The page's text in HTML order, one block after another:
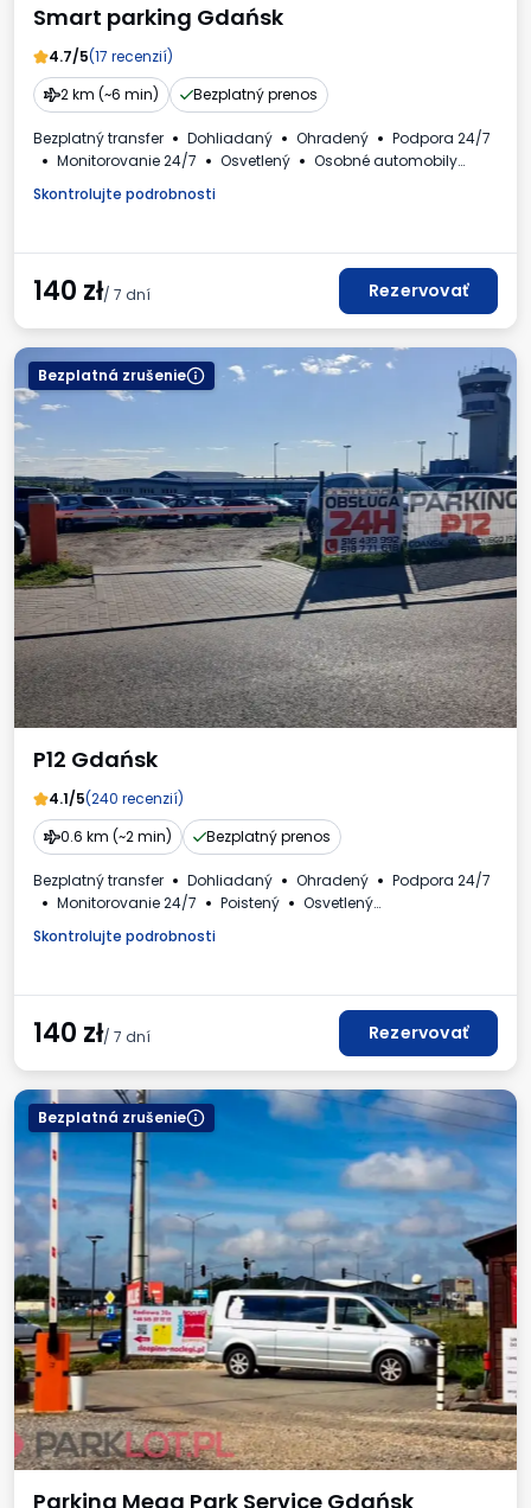
Smart parking Gdańsk
4.7/5(17 recenzií)
2 km (~6 min)
Bezplatný prenos
Bezplatný transfer Dohliadaný Ohradený
Podpora 24/7
Monitorovanie 24/7
Osvetlený
Osobné automobily
Skontrolujte podrobnosti
140 zł/ 7 dní Rezervovať
Bezplatná zrušenie
P12 Gdańsk
4.1/5(240 recenzií)
0.6 km (~2 min)
Bezplatný prenos
Bezplatný transfer Dohliadaný Ohradený
Podpora 24/7
Monitorovanie 24/7
Poistený
Osvetlený
Skontrolujte podrobnosti
140 zł/ 7 dní Rezervovať
Bezplatná zrušenie
Parking Mega Park Service Gdańsk